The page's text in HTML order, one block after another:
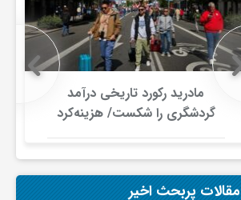
مادرید رکورد تاریخی درآمد
گردشگری را شکست/ هزینه‌کرد
گردشگران خارجی از ۱۰ میلیارد
مقالات پربحث اخیر